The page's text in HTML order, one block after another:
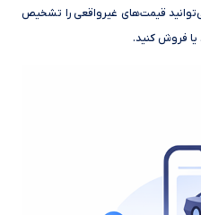
قیمت‌های غیرواقعی را تشخیص
یا فروش کنید.